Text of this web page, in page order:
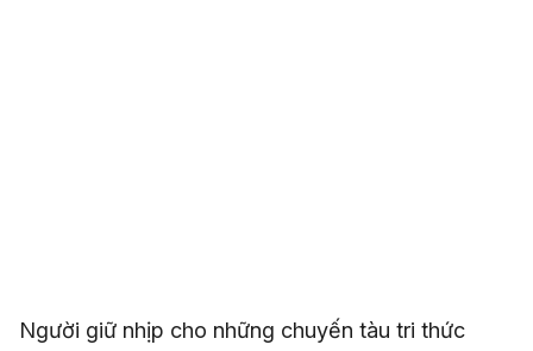
Người giữ nhịp cho những chuyến tàu tri thức